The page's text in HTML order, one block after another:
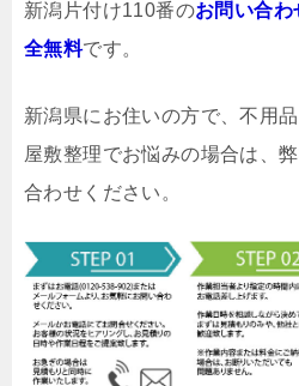
新潟片付け110番のお問い合
全無料です。
新潟県にお住いの方で、不用
屋敷整理でお悩みの場合は、
合わせください。